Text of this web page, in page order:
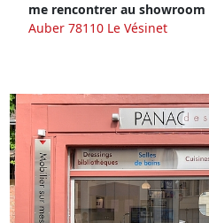
me rencontrer au showroom
Auber 78110 Le Vésinet